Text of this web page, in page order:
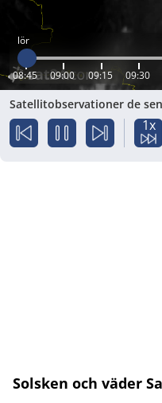
lör
08:45 09:00 09:15 09:30
Satellitobservationer de
1x
Solsken och väder